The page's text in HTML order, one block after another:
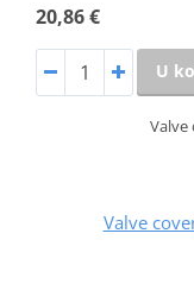
20,86 €
U
Valve
Valve